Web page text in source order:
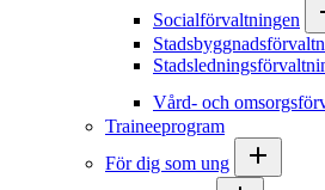
Socialförvaltningen
Vård- och
Traineeprogram
För dig som ung